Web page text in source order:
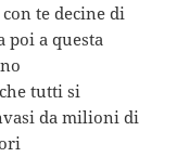
te decine di
a questa
tutti si
da milioni di